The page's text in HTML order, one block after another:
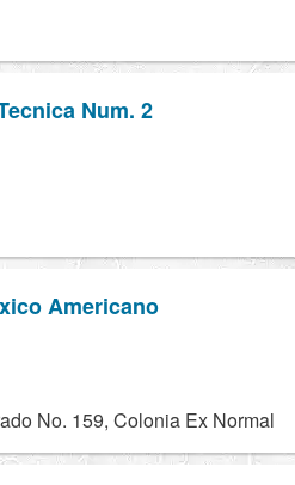
Num. 2
Americano
No. 159, Colonia Ex Normal